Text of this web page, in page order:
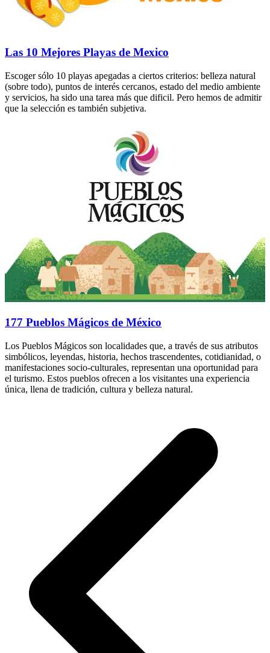
Las 10 Mejores Playas de Mexico
Escoger sólo 10 playas apegadas a ciertos criterios: belleza natural
(sobre todo), puntos de interés cercanos, estado del medio ambiente
y servicios, ha sido una tarea más que dificil. Pero hemos de admitir
que la selección es también subjetiva.
177 Pueblos Mágicos de México
Los Pueblos Mágicos son localidades que, a través de sus atributos
simbólicos, leyendas, historia, hechos trascendentes, cotidianidad, o
manifestaciones socio-culturales, representan una oportunidad para
el turismo. Estos pueblos ofrecen a los visitantes una experiencia
única, llena de tradición, cultura y belleza natural.